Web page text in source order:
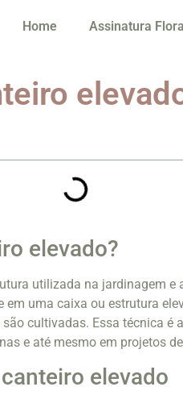
Home Assinatura
elevado?
utilizada na jardinagem e
em uma caixa ou estrutura
cultivadas. Essa técnica é
e até mesmo em projetos
elevado